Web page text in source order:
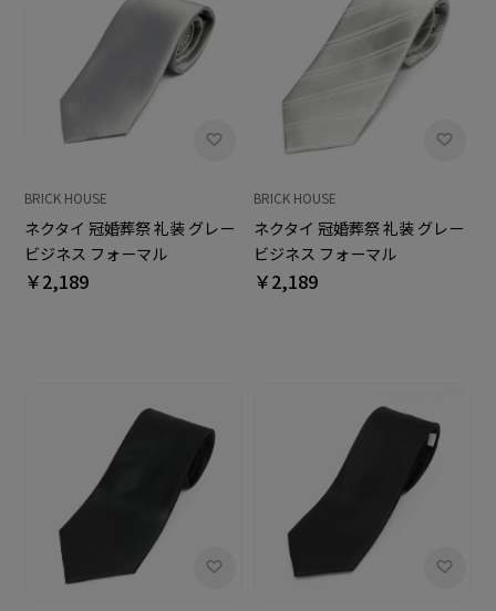
BRICK HOUSE
ネクタイ 冠婚葬祭 礼装 グレー
ビジネス フォーマル
￥2,189
BRICK HOUSE
ネクタイ 冠婚葬祭 礼装 グレー
ビジネス フォーマル
￥2,189